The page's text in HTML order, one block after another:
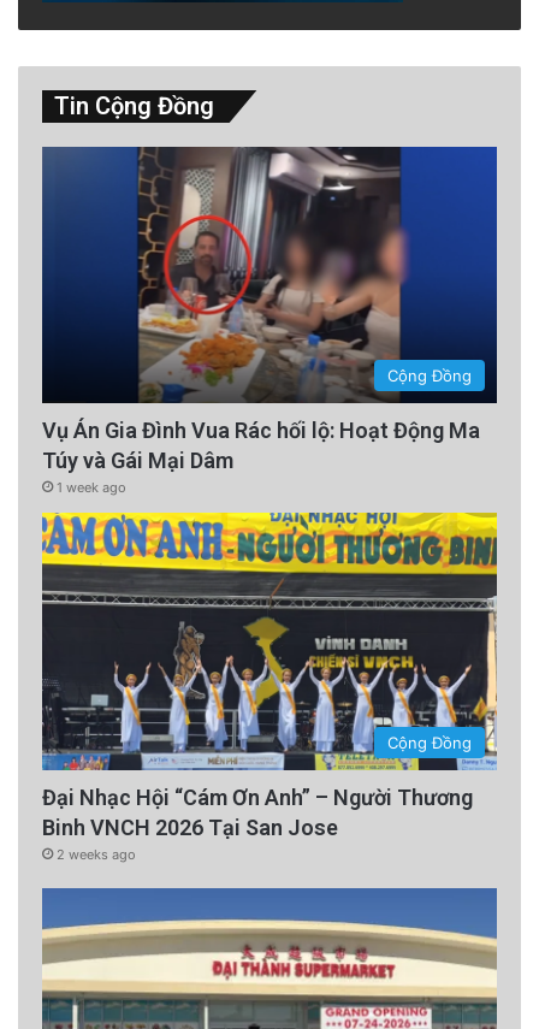
Tin Cộng Đồng
Cộng Đồng
Vụ Án Gia Đình Vua Rác hối lộ: Hoạt Động Ma
Túy và Gái Mại Dâm
1 week ago
Cộng Đồng
Đại Nhạc Hội “Cám Ơn Anh” – Người Thương
Binh VNCH 2026 Tại San Jose
2 weeks ago